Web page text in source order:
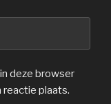
deze browser
reactie plaats.